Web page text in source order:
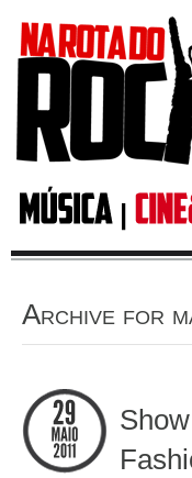
Archive for